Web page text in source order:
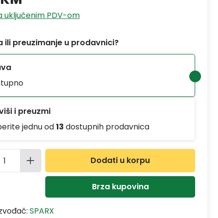
uključenim PDV-om
ili preuzimanje u prodavnici?
i preuzmi
jednu od13 dostupnih prodavnica
proizvoda: Unesite željenu
Dodati u korpu
Brza kupovina
SPARX